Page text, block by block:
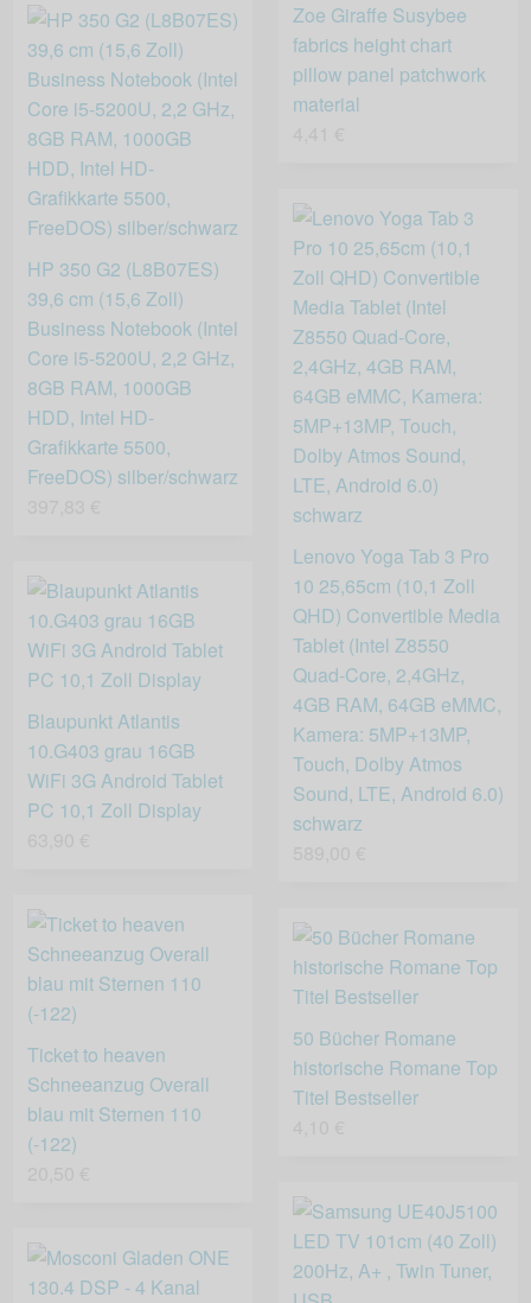
Zoe Giraffe Susybee
fabrics height chart
pillow panel patchwork
material
HP 350 G2 (L8B07ES)
39,6 cm (15,6 Zoll)
Business Notebook (Intel
Core i5-5200U, 2,2 GHz,
8GB RAM, 1000GB
HDD, Intel HD-
Grafikkarte 5500,
FreeDOS) silber/schwarz
Lenovo Yoga Tab 3 Pro
10 25,65cm (10,1 Zoll
QHD) Convertible Media
Tablet (Intel Z8550
Quad-Core, 2,4GHz,
4GB RAM, 64GB eMMC,
Kamera: 5MP+13MP,
Touch, Dolby Atmos
Sound, LTE, Android 6.0)
schwarz
Blaupunkt Atlantis
10.G403 grau 16GB
WiFi 3G Android Tablet
PC 10,1 Zoll Display
Ticket to heaven
Schneeanzug Overall
blau mit Sternen 110
(-122)
50 Bücher Romane
historische Romane Top
Titel Bestseller